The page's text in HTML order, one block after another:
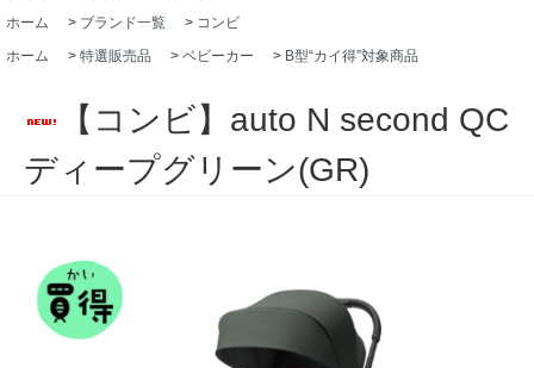
ホーム
> ブランド一覧 > コンビ
ホーム
> 特選販売品 > ベビーカー > B型“カイ得”対象商品
【コンビ】auto N second QC
ディープグリーン(GR)